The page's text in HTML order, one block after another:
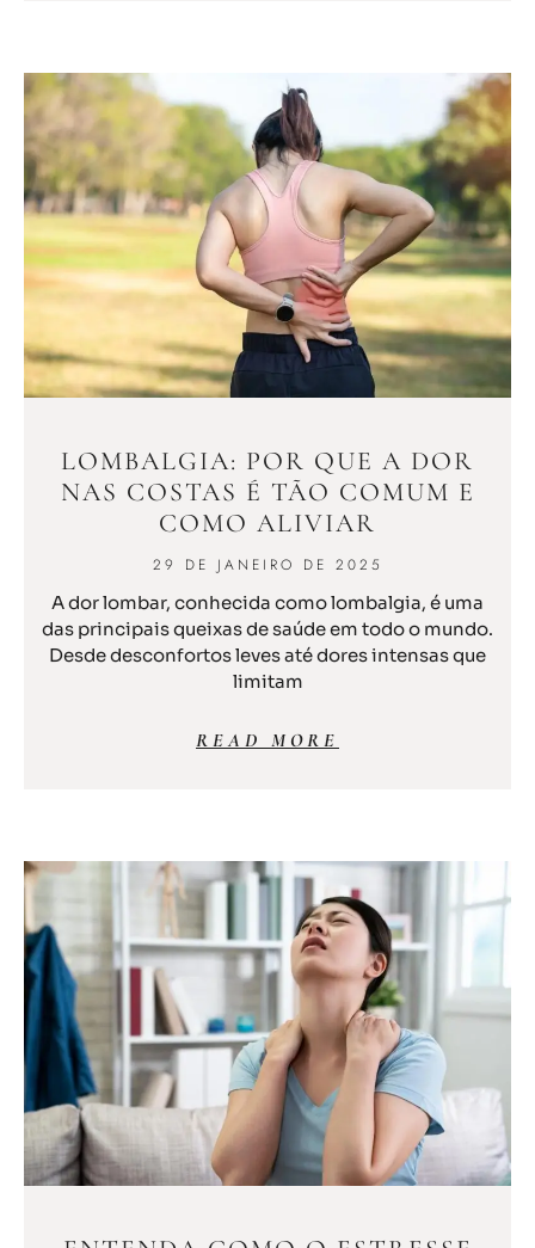
LOMBALGIA: POR QUE A DOR
NAS COSTAS É TÃO COMUM E
COMO ALIVIAR
29 DE JANEIRO DE 2025
A dor lombar, conhecida como lombalgia, é uma
das principais queixas de saúde em todo o mundo.
Desde desconfortos leves até dores intensas que
limitam
READ MORE